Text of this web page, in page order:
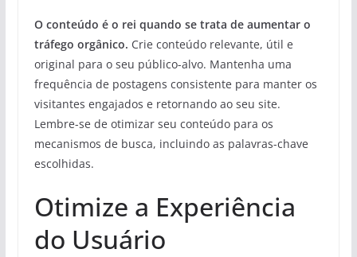
O conteúdo é o rei quando se trata de aumentar o
tráfego orgânico. Crie conteúdo relevante, útil e
original para o seu público-alvo. Mantenha uma
frequência de postagens consistente para manter os
visitantes engajados e retornando ao seu site.
Lembre-se de otimizar seu conteúdo para os
mecanismos de busca, incluindo as palavras-chave
escolhidas.
Otimize a Experiência
do Usuário